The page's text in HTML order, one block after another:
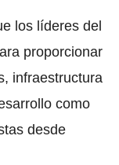
los líderes del
proporcionar
infraestructura
como
desde